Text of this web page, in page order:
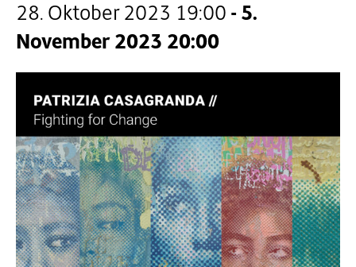
28. Oktober 2023 19:00 - 5.
November 2023 20:00